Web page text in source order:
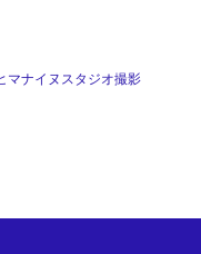
マナイヌスタジオ撮影